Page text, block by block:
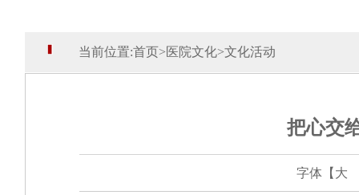
当前位置:首页>医院文化>文化活动
把心交
字体【 大